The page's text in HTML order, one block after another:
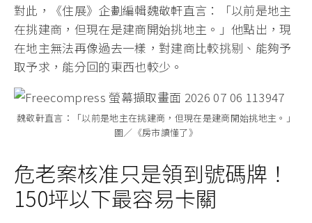
對此，《住展》企劃編輯魏敬軒直言：「以前是地主
在挑建商，但現在是建商開始挑地主。」他點出，現
在地主無法再像過去一樣，對建商比較挑剔、能夠予
取予求，能分回的東西也較少。
魏敬軒直言：「以前是地主在挑建商，但現在是建商開始挑地主。」
圖／《房市讀懂了》
危老案核准只是領到號碼牌！
150坪以下最容易卡關